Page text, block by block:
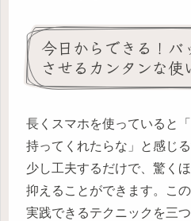
今日からできる！バ
させるカンタンな使
長くスマホを使っていると
持ってくれたらな」と感じ
少し工夫するだけで、驚く
抑えることができます。こ
実践できるテクニックを三